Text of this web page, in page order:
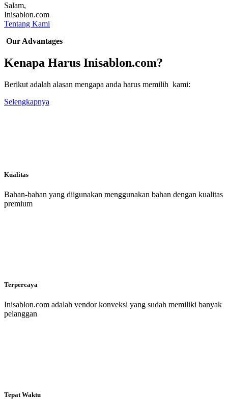
Salam,
Inisablon.com
Tentang Kami
Our Advantages
Kenapa Harus Inisablon.com?
Berikut adalah alasan mengapa anda harus memilih kami:
Selengkapnya
Kualitas
Bahan-bahan yang diigunakan menggunakan bahan dengan kualitas
premium
Terpercaya
Inisablon.com adalah vendor konveksi yang sudah memiliki banyak
pelanggan
Tepat Waktu